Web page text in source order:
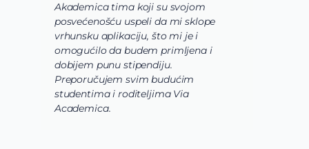
Akademica tima koji su svojom
posvećenošću uspeli da mi sklope
vrhunsku aplikaciju, što mi je i
omogućilo da budem primljena i
dobijem punu stipendiju.
Preporučujem svim budućim
studentima i roditeljima Via
Academica.